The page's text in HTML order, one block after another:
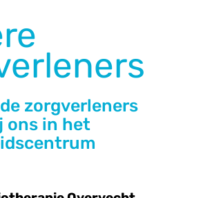
zorgverleners
ons in het